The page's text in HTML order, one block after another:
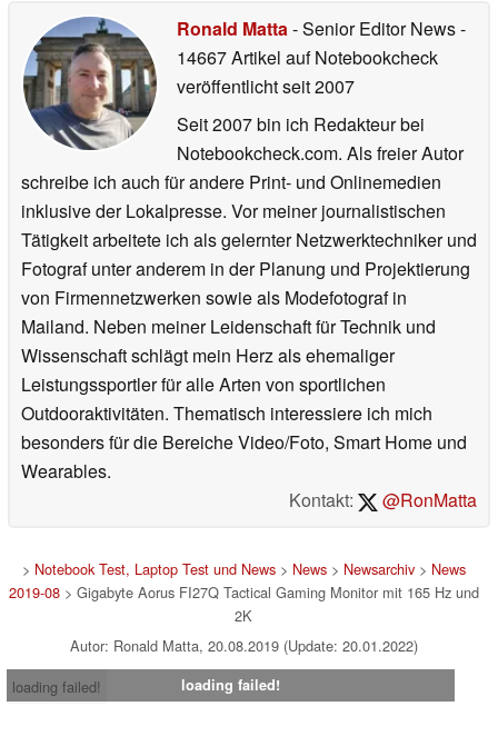
Ronald Matta- Senior Editor News-
14667 Artikel auf Notebookcheck
veröffentlichtseit 2007
Seit 2007 bin ich Redakteur bei
Notebookcheck.com. Als freier Autor
schreibe ich auch für andere Print- und Onlinemedien
inklusive der Lokalpresse. Vor meiner journalistischen
Tätigkeit arbeitete ich als gelernter Netzwerktechniker und
Fotograf unter anderem in der Planung und Projektierung
von Firmennetzwerken sowie als Modefotograf in
Mailand. Neben meiner Leidenschaft für Technik und
Wissenschaft schlägt mein Herz als ehemaliger
Leistungssportler für alle Arten von sportlichen
Outdooraktivitäten. Thematisch interessiere ich mich
besonders für die Bereiche Video/Foto, Smart Home und
Wearables.
Kontakt:
@RonMatta
> Notebook Test, Laptop Test und News> News> Newsarchiv> News
2019-08> Gigabyte Aorus FI27Q Tactical Gaming Monitor mit 165 Hz und
2K
Autor: Ronald Matta, 20.08.2019 (Update: 20.01.2022)
loading failed!
loading failed!